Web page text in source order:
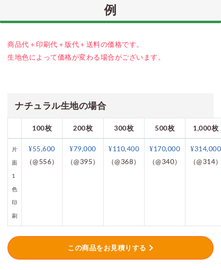
例
商品代＋印刷代＋版代＋送料の価格です。
生地色によって価格が変わる場合がございます。
ナチュラル生地の場合
100枚 200枚 300枚 500枚 1,000枚
片
面
1
色
印
刷
¥55,600
（@556）
¥79,000
（@395）
¥110,400
（@368）
¥170,000
（@340）
¥314,000
（@314
この商品をお見積りする